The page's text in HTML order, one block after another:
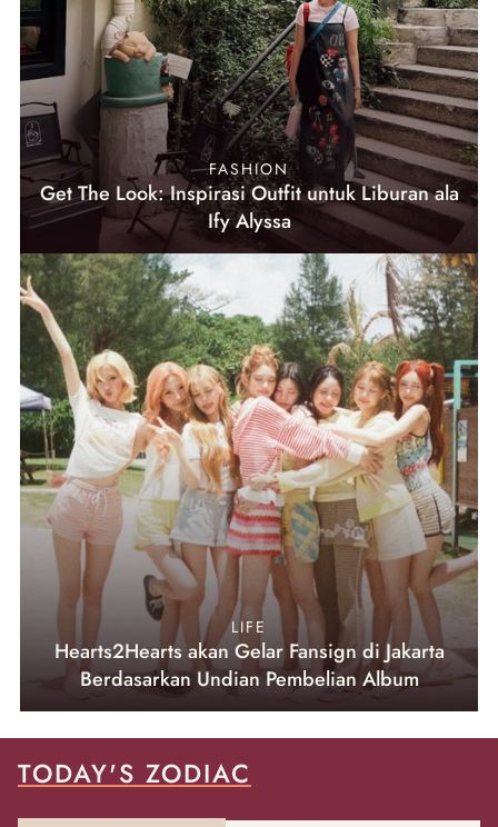
FASHION
Get The Look: Inspirasi Outfit untuk Liburan ala
Ify Alyssa
LIFE
Hearts2Hearts akan Gelar Fansign di Jakarta
Berdasarkan Undian Pembelian Album
TODAY'S ZODIAC